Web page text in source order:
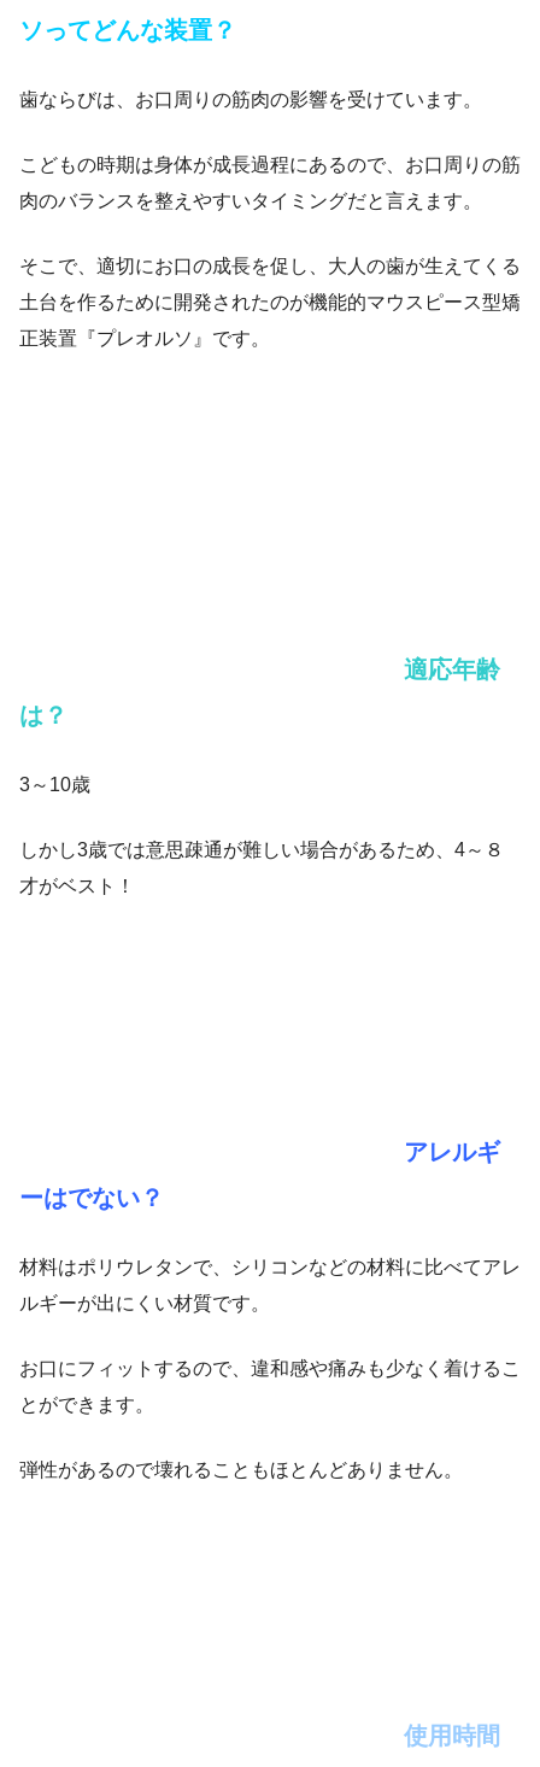
ソってどんな装置？
歯ならびは、お口周りの筋肉の影響を受けています。
こどもの時期は身体が成長過程にあるので、お口周りの筋
肉のバランスを整えやすいタイミングだと言えます。
そこで、適切にお口の成長を促し、大人の歯が生えてくる
土台を作るために開発されたのが機能的マウスピース型矯
正装置『プレオルソ』です。
適応年齢
は？
3～10歳
しかし3歳では意思疎通が難しい場合があるため、4～８
才がベスト！
アレルギ
ーはでない？
材料はポリウレタンで、シリコンなどの材料に比べてアレ
ルギーが出にくい材質です。
お口にフィットするので、違和感や痛みも少なく着けるこ
とができます。
弾性があるので壊れることもほとんどありません。
使用時間